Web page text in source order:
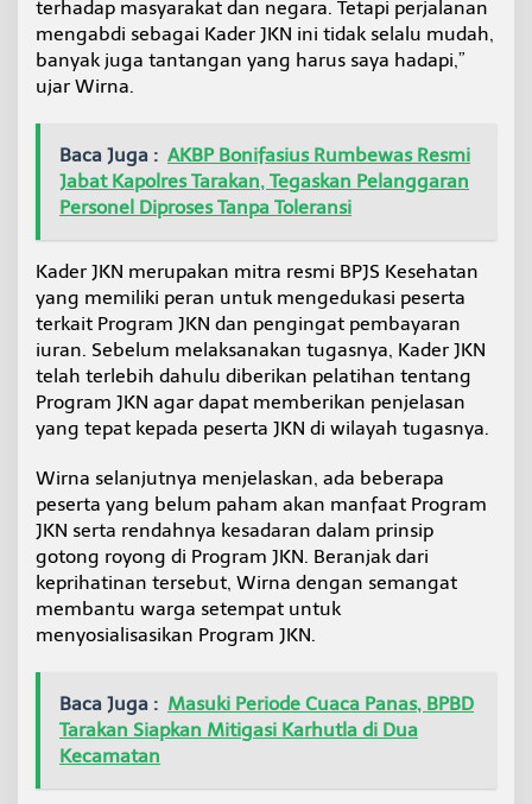
s
i
terhadap masyarakat dan negara. Tetapi perjalanan
mengabdi sebagai Kader JKN ini tidak selalu mudah,
banyak juga tantangan yang harus saya hadapi,”
ujar Wirna.
Baca Juga : AKBP Bonifasius Rumbewas Resmi
Jabat Kapolres Tarakan, Tegaskan Pelanggaran
Personel Diproses Tanpa Toleransi
Kader JKN merupakan mitra resmi BPJS Kesehatan
yang memiliki peran untuk mengedukasi peserta
terkait Program JKN dan pengingat pembayaran
iuran. Sebelum melaksanakan tugasnya, Kader JKN
telah terlebih dahulu diberikan pelatihan tentang
Program JKN agar dapat memberikan penjelasan
yang tepat kepada peserta JKN di wilayah tugasnya.
Wirna selanjutnya menjelaskan, ada beberapa
peserta yang belum paham akan manfaat Program
JKN serta rendahnya kesadaran dalam prinsip
gotong royong di Program JKN. Beranjak dari
keprihatinan tersebut, Wirna dengan semangat
membantu warga setempat untuk
menyosialisasikan Program JKN.
Baca Juga : Masuki Periode Cuaca Panas, BPBD
Tarakan Siapkan Mitigasi Karhutla di Dua
Kecamatan